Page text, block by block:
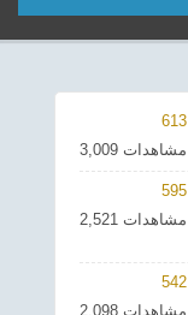
613
3,009 مشاهدات
595
2,521 مشاهدات
542
2,098 مشاهدات